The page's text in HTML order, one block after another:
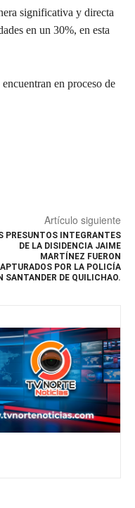
significativa y directa
en un 30%, en esta
en proceso de
Artículo siguiente
PRESUNTOS INTEGRANTES
DE LA DISIDENCIA JAIME
MARTÍNEZ FUERON
POR LA POLICÍA
SANTANDER DE QUILICHAO.